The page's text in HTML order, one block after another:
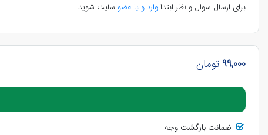
برای ارسال سوال و نظر ابتداوارد و یا عضو سایت شوید.
99,000 تومان
ضمانت بازگشت وجه